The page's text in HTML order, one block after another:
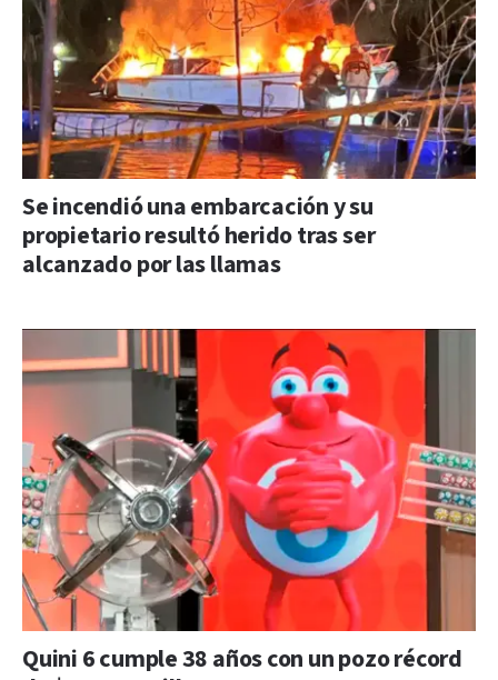
Se incendió una embarcación y su
propietario resultó herido tras ser
alcanzado por las llamas
Quini 6 cumple 38 años con un pozo récord